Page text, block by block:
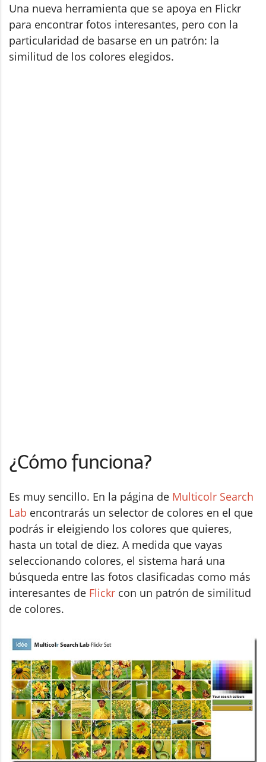
Una nueva herramienta que se apoya en Flickr
para encontrar fotos interesantes, pero con la
particularidad de basarse en un patrón: la
similitud de los colores elegidos.
¿Cómo funciona?
Es muy sencillo. En la página de Multicolr Search
Lab encontrarás un selector de colores en el que
podrás ir eleigiendo los colores que quieres,
hasta un total de diez. A medida que vayas
seleccionando colores, el sistema hará una
búsqueda entre las fotos clasificadas como más
interesantes de Flickr con un patrón de similitud
de colores.